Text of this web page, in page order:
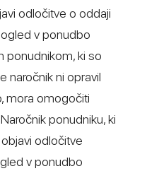
odločitve o oddaji
v ponudbo
ponudnikom, ki so
naročnik ni opravil
mora omogočiti
ponudniku, ki
odločitve
v ponudbo